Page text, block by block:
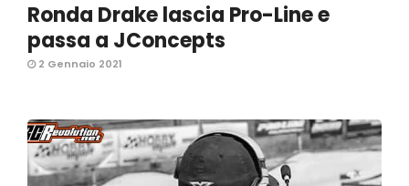
Ronda Drake lascia Pro-Line e
passa a JConcepts
2 Gennaio 2021